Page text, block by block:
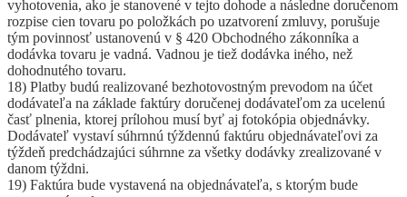
vyhotovenia, ako je stanovené v tejto dohode a následne doručenom
rozpise cien tovaru po položkách po uzatvorení zmluvy, porušuje
tým povinnosť ustanovenú v § 420 Obchodného zákonníka a
dodávka tovaru je vadná. Vadnou je tiež dodávka iného, než
dohodnutého tovaru.
18) Platby budú realizované bezhotovostným prevodom na účet
dodávateľa na základe faktúry doručenej dodávateľom za ucelenú
časť plnenia, ktorej prílohou musí byť aj fotokópia objednávky.
Dodávateľ vystaví súhrnnú týždennú faktúru objednávateľovi za
týždeň predchádzajúci súhrnne za všetky dodávky zrealizované v
danom týždni.
19) Faktúra bude vystavená na objednávateľa, s ktorým bude